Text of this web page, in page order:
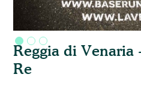
Reggia di Venaria
Re